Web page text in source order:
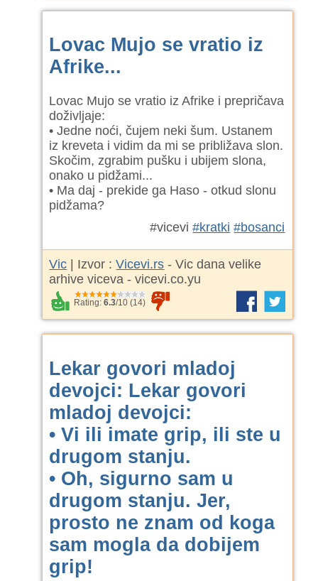
Lovac Mujo se vratio iz
Afrike...
Lovac Mujo se vratio iz Afrike i prepričava
doživljaje:
• Jedne noći, čujem neki šum. Ustanem
iz kreveta i vidim da mi se približava slon.
Skočim, zgrabim pušku i ubijem slona,
onako u pidžami...
• Ma daj - prekide ga Haso - otkud slonu
pidžama?
#vicevi#kratki #bosanci
Vic | Izvor :Vicevi.rs - Vic dana velike
arhive viceva - vicevi.co.yu
Rating:6.3/10 (14)
Lekar govori mladoj
devojci: Lekar govori
mladoj devojci:
• Vi ili imate grip, ili ste u
drugom stanju.
• Oh, sigurno sam u
drugom stanju. Jer,
prosto ne znam od koga
sam mogla da dobijem
grip!